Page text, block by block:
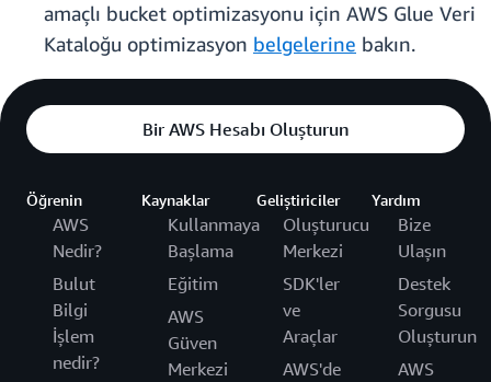
amaçlı bucket optimizasyonu için AWS Glue Veri
Kataloğu optimizasyon belgelerine bakın.
Bir AWS Hesabı Oluşturun
Öğrenin
AWS
Nedir?
Bulut
Bilgi
İşlem
nedir?
Kaynaklar
Kullanmaya
Başlama
Eğitim
AWS
Güven
Merkezi
Geliştiriciler
Oluşturucu
Merkezi
SDK'ler
ve
Araçlar
AWS'de
Yardım
Bize
Ulaşın
Destek
Sorgusu
Oluşturun
AWS